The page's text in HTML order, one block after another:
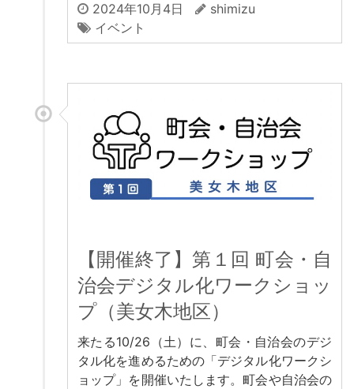
2024年10月4日
shimizu
イベント
【開催終了】第１回 町会・自
治会デジタル化ワークショッ
プ（美女木地区）
来たる10/26（土）に、町会・自治会のデジ
タル化を進めるための「デジタル化ワークシ
ョップ」を開催いたします。町会や自治会の